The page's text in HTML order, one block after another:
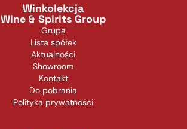
Winkolekcja
Wine & Spirits Group
Grupa
Lista spółek
Aktualności
Showroom
Kontakt
Do pobrania
Polityka prywatności